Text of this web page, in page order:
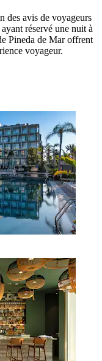
des avis de voyageurs
réservé une nuit à
Pineda de Mar offrent
voyageur.